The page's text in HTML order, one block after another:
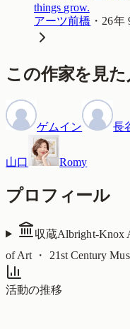
things grow.
アーツ前橋 ・ 26年
この作家を見た
ゲムイン 長
山口 Romy
プロフィール
収蔵Albright-Knox
of Art ・ 21st Century
活動の推移